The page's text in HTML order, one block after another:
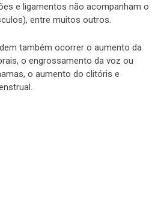
e ligamentos não acompanham o
entre muitos outros.
também ocorrer o aumento da
o engrossamento da voz ou
o aumento do clitóris e